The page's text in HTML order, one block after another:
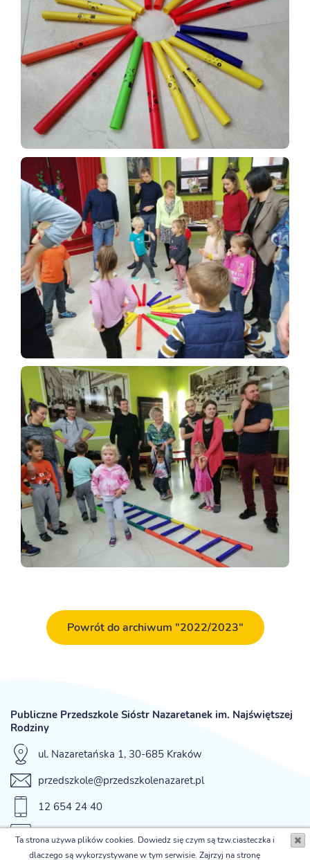
Powrót do archiwum "2022/2023"
Publiczne Przedszkole Sióstr Nazaretanek im. Najświętszej
Rodziny
ul. Nazaretańska 1, 30-685 Kraków
przedszkole@przedszkolenazaret.pl
12 654 24 40
fax 12 654 42 12
Ta strona używa plików cookies. Dowiedz się czym są tzw.ciasteczka i
dlaczego są wykorzystywane w tym serwisie. Zajrzyj na stronę